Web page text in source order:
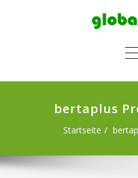
bertaplus
Startseite